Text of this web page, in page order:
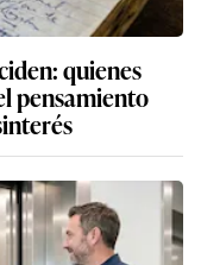
quienes
pensamiento